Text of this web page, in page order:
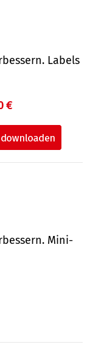
Labels
€
Mini-